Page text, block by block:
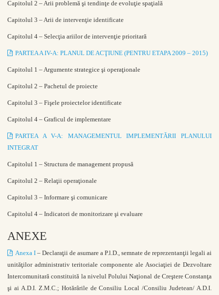
Capitolul 2 – Arii problemă şi tendinţe de evoluţie spaţială
Capitolul 3 – Arii de intervenţie identificate
Capitolul 4 – Selecţia ariilor de intervenţie prioritară
PARTEA A IV-A: PLANUL DE ACŢIUNE (PENTRU ETAPA 2009 – 2015)
Capitolul 1 – Argumente strategice şi operaţionale
Capitolul 2 – Pachetul de proiecte
Capitolul 3 – Fişele proiectelor identificate
Capitolul 4 – Graficul de implementare
PARTEA A V-A: MANAGEMENTUL IMPLEMENTĂRII PLANULUI
INTEGRAT
Capitolul 1 – Structura de management propusă
Capitolul 2 – Relaţii operaţionale
Capitolul 3 – Informare şi comunicare
Capitolul 4 – Indicatori de monitorizare şi evaluare
ANEXE
Anexa I – Declaraţii de asumare a P.l.D., semnate de reprezentanţii legali ai
unităţilor administrativ teritoriale componente ale Asociaţiei de Dezvoltare
Intercomunitară constituită la nivelul Polului Naţional de Creştere Constanţa
şi ai A.D.I. Z.M.C.; Hotărârile de Consiliu Local /Consiliu Judetean/ A.D.I.